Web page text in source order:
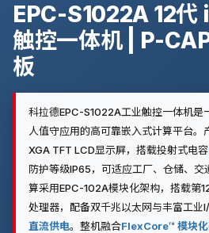
EPC-S1022A 12代
触控一体机 | P-
板
科拉德EPC-S1022A工业触控一体机是
人值守应用的高可靠嵌入式计算平台
XGA TFT LCD显示屏，搭载投射式电容
防护等级IP65，可适应工厂、仓储、
算采用EPC-102A模块化架构，搭载
处理器，配备双千兆以太网与丰富工业
直流供电。整机融合FlexCore™ 模块化